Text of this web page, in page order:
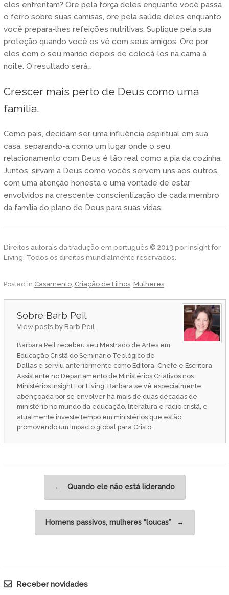
eles enfrentam? Ore pela força deles enquanto você passa
o ferro sobre suas camisas, ore pela saúde deles enquanto
você prepara-lhes refeições nutritivas. Suplique pela sua
proteção quando você os vê com seus amigos. Ore por
eles com o seu marido depois de colocá-los na cama à
noite. O resultado será…
Crescer mais perto de Deus como uma
família.
Como pais, decidam ser uma influência espiritual em sua
casa, separando-a como um lugar onde o seu
relacionamento com Deus é tão real como a pia da cozinha.
Juntos, sirvam a Deus como vocês servem uns aos outros,
com uma atenção honesta e uma vontade de estar
envolvidos na crescente conscientização de cada membro
da família do plano de Deus para suas vidas.
Direitos autorais da tradução em português © 2013 por Insight for
Living. Todos os direitos mundialmente reservados.
Posted in Casamento, Criação de Filhos, Mulheres.
Barb Peil
View posts by Barb Peil
Barbara Peil recebeu seu Mestrado de Artes em
Educação Cristã do Seminário Teológico de
Dallas e serviu anteriormente como Editora-Chefe e Escritora
Assistente no Departamento de Ministérios Criativos nos
Ministérios Insight For Living. Barbara se vê especialmente
abençoada por se envolver há mais de duas décadas de
ministério no mundo da educação, literatura e rádio cristã, e
atualmente investe tempo em ministérios que estão
promovendo um impacto global para Cristo.
← Quando ele não está liderando
Homens passivos, mulheres “loucas” →
Receber novidades